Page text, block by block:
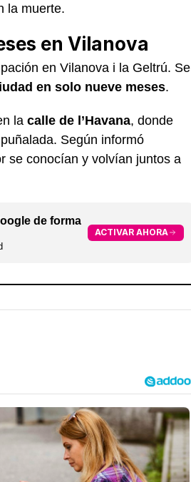
la muerte.
en Vilanova
en Vilanova i la Geltrú. Se
en solo nueve meses.
la calle de l’Havana, donde
Según informó
se conocían y volvían juntos a
de forma
ACTIVAR AHORA